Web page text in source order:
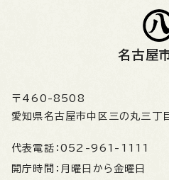
名古屋
〒460-8508
愛知県名古屋市中区三の丸三丁
代表電話： 052-961-1111
開庁時間： 月曜日から金曜日